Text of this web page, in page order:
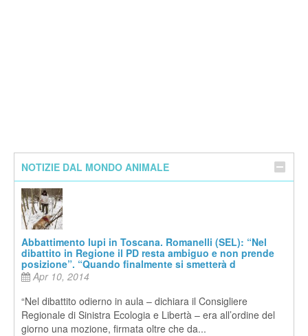
NOTIZIE DAL MONDO ANIMALE
Abbattimento lupi in Toscana. Romanelli (SEL): “Nel
dibattito in Regione il PD resta ambiguo e non prende
posizione”. “Quando finalmente si smetterà d
Apr 10, 2014
“Nel dibattito odierno in aula – dichiara il Consigliere
Regionale di Sinistra Ecologia e Libertà – era all’ordine del
giorno una mozione, firmata oltre che da...